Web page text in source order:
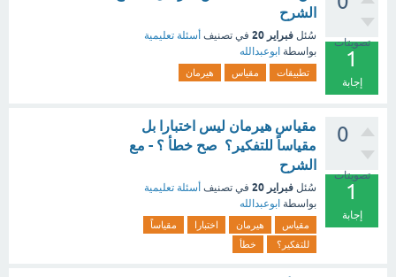
تصويتات
1
إجابة
الشرح
سُئل فبراير 20 في تصنيف أسئلة تعليمية
بواسطة ابوعبدالله
تطبيقات مقياس هيرمان
0
تصويتات
1
إجابة
مقياس هيرمان ليس اختبارا بل
مقياساً للتفكير؟ صح خطأ ؟ - مع
الشرح
سُئل فبراير 20 في تصنيف أسئلة تعليمية
بواسطة ابوعبدالله
مقياس هيرمان اختبارا
مقياساً
للتفكير؟
خطأ